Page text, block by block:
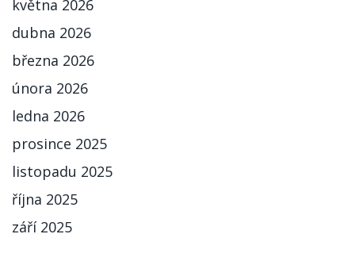
května 2026
dubna 2026
března 2026
února 2026
ledna 2026
prosince 2025
listopadu 2025
října 2025
září 2025